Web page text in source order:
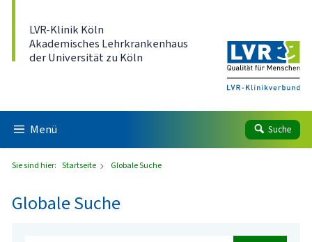
LVR-Klinik Köln
Akademisches Lehrkrankenhaus
der Universität zu Köln
Menü Suche
Sie sind hier: Startseite Globale Suche
Globale Suche